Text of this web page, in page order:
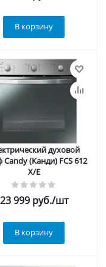
В корзину
духовой
(Канди) FCS 612
X/E
23 999руб./шт
В корзину